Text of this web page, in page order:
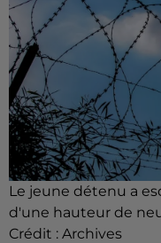
Le jeune détenu a
d'une hauteur de
Crédit : Archives